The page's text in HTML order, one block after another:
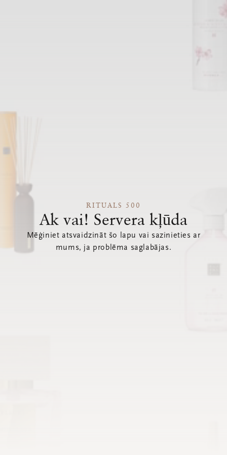
RITUALS 500
Ak vai! Servera kļūda
Mēģiniet atsvaidzināt šo lapu vai sazinieties ar
mums, ja problēma saglabājas.